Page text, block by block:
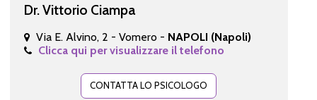
Dr. Vittorio Ciampa
Via E. Alvino, 2 - Vomero - NAPOLI (Napoli)
Clicca qui per visualizzare il telefono
CONTATTA LO PSICOLOGO